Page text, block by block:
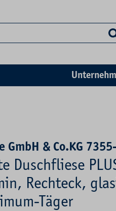
GmbH & Co.KG
Duschfliese
Rechteck,
Täger